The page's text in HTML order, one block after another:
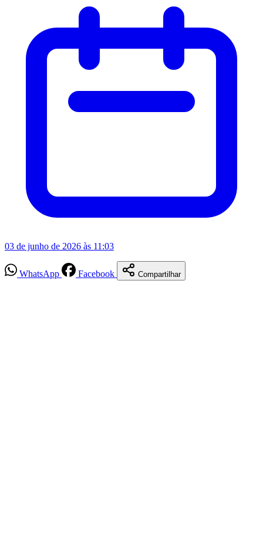
03 de junho de 2026 às 11:03
WhatsApp Facebook Compartilhar